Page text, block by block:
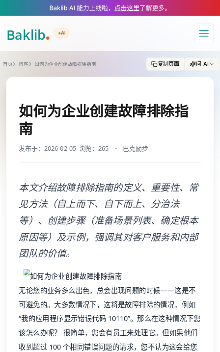
A Markdown version of this page is available at https://
Baklib AI 能力上线啦， 点击这里了解更多。
+AI
导航
首页 博客 如何为企业创建故障排除指南 复制页面 问 AI
如何为企业创建故障排除指
南
发布于：2026-02-05 浏览：265 巴克励步
本文介绍故障排除指南的定义、重要性、常
见方法（自上而下、自下而上、分治法
等）、创建步骤（准备场景列表、确定根本
原因等）及示例，强调其对客户服务和内部
团队的价值。
无论您的业务多么出色，总会出现问题的时候——这是不
可避免的。大多数情况下，这将是故障排除的情况，例如
“我的应用程序显示错误代码 10110”。那么在这种情况下您
该怎么办呢？ 很简单，您会有员工来处理它。但如果他们
收到超过 100 个相同错误问题的请求，您不认为这会给您